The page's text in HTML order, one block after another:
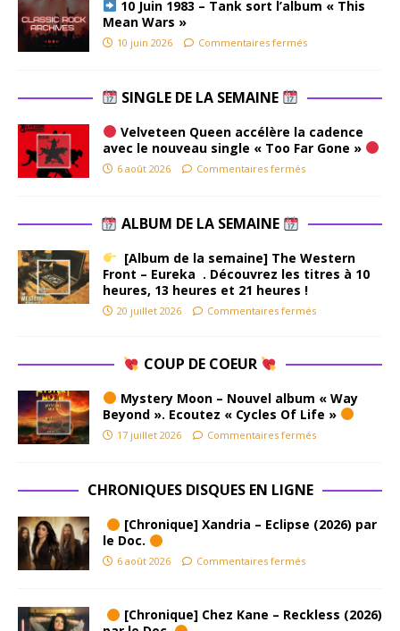
10 Juin 1983 – Tank sort l’album « This
Mean Wars »
10 juin 2026 Commentaires fermés
SINGLE DE LA SEMAINE
Velveteen Queen accélère la cadence
avec le nouveau single « Too Far Gone »
6 août 2026 Commentaires fermés
ALBUM DE LA SEMAINE
[Album de la semaine] The Western
Front – Eureka . Découvrez les titres à 10
heures, 13 heures et 21 heures !
20 juillet 2026 Commentaires fermés
COUP DE COEUR
Mystery Moon – Nouvel album « Way
Beyond ». Ecoutez « Cycles Of Life »
17 juillet 2026 Commentaires fermés
CHRONIQUES DISQUES EN LIGNE
[Chronique] Xandria – Eclipse (2026) par
le Doc.
6 août 2026 Commentaires fermés
[Chronique] Chez Kane – Reckless (2026)